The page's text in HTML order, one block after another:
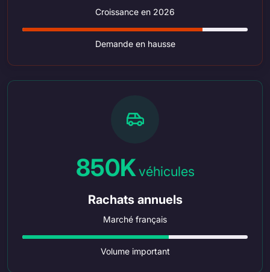
Croissance en 2026
Demande en hausse
850Kvéhicules
Rachats annuels
Marché français
Volume important